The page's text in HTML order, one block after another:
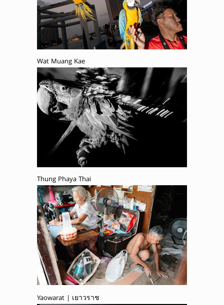
Wat Muang Kae
Thung Phaya Thai
Yaowarat | เยาวราช